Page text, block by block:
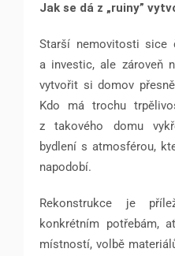
Jak se dá z „ruiny”
Starší nemovitosti sice
a investic, ale zároveň
vytvořit si domov
Kdo má trochu
z takového domu
bydlení s atmosférou,
napodobí.
Rekonstrukce je
konkrétním potřebám,
místností, volbě